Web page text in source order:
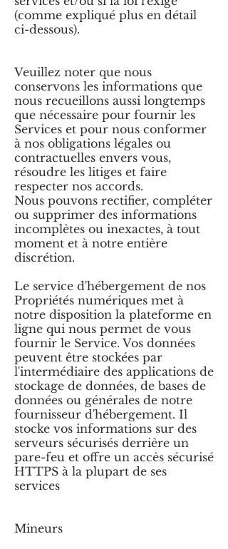
(comme expliqué plus en détail
ci-dessous).
Veuillez noter que nous
conservons les informations que
nous recueillons aussi longtemps
que nécessaire pour fournir les
Services et pour nous conformer
à nos obligations légales ou
contractuelles envers vous,
résoudre les litiges et faire
respecter nos accords.
Nous pouvons rectifier, compléter
ou supprimer des informations
incomplètes ou inexactes, à tout
moment et à notre entière
discrétion.
Le service d'hébergement de nos
Propriétés numériques met à
notre disposition la plateforme en
ligne qui nous permet de vous
fournir le Service. Vos données
peuvent être stockées par
l'intermédiaire des applications de
stockage de données, de bases de
données ou générales de notre
fournisseur d'hébergement. Il
stocke vos informations sur des
serveurs sécurisés derrière un
pare-feu et offre un accès sécurisé
HTTPS à la plupart de ses
services
Mineurs